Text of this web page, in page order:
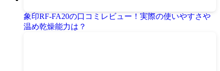
象印RF-FA20の口コミレビュー！実際の使いやすさや
温め乾燥能力は？